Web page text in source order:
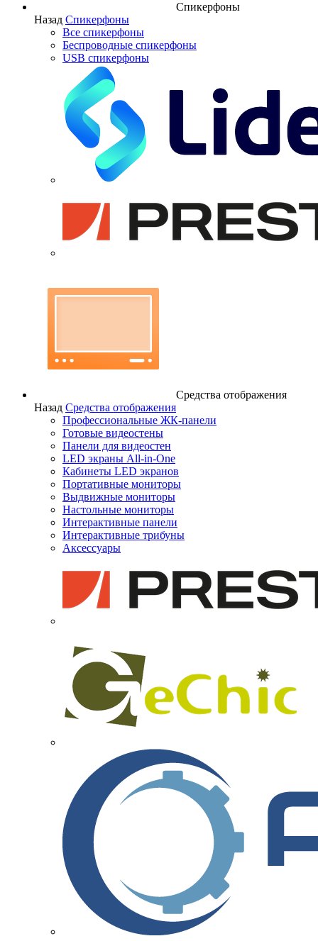
Спикерфоны
Назад Спикерфоны
Все спикерфоны
Беспроводные спикерфоны
USB спикерфоны
Средства отображения
Назад Средства отображения
Профессиональные ЖК-панели
Готовые видеостены
Панели для видеостен
LED экраны All-in-One
Кабинеты LED экранов
Портативные мониторы
Выдвижные мониторы
Настольные мониторы
Интерактивные панели
Интерактивные трибуны
Аксессуары